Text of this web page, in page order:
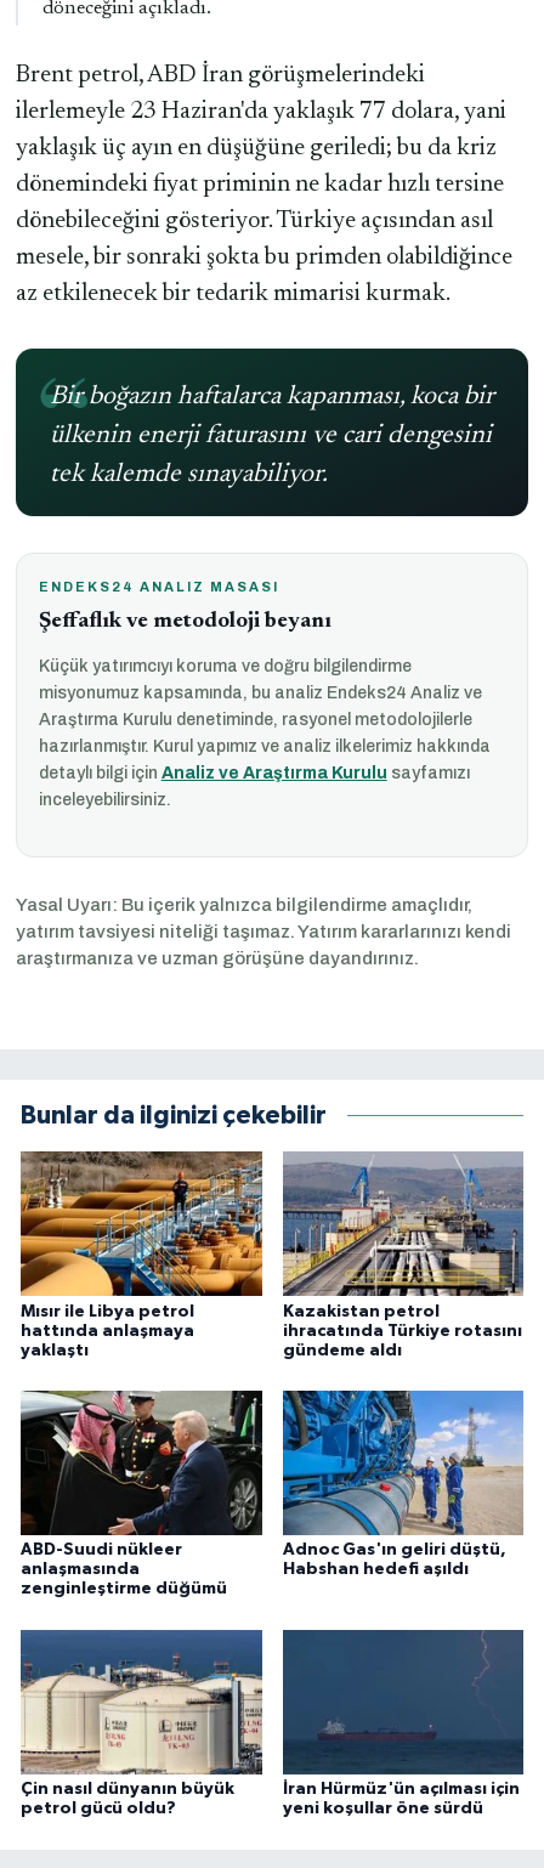
döneceğini açıkladı.
Brent petrol, ABD İran görüşmelerindeki
ilerlemeyle 23 Haziran'da yaklaşık 77 dolara, yani
yaklaşık üç ayın en düşüğüne geriledi; bu da kriz
dönemindeki fiyat priminin ne kadar hızlı tersine
dönebileceğini gösteriyor. Türkiye açısından asıl
mesele, bir sonraki şokta bu primden olabildiğince
az etkilenecek bir tedarik mimarisi kurmak.
Bir boğazın haftalarca kapanması, koca bir
ülkenin enerji faturasını ve cari dengesini
tek kalemde sınayabiliyor.
ENDEKS24 ANALIZ MASASI
Şeffaflık ve metodoloji beyanı
Küçük yatırımcıyı koruma ve doğru bilgilendirme
misyonumuz kapsamında, bu analiz Endeks24 Analiz ve
Araştırma Kurulu denetiminde, rasyonel metodolojilerle
hazırlanmıştır. Kurul yapımız ve analiz ilkelerimiz hakkında
detaylı bilgi için Analiz ve Araştırma Kurulu sayfamızı
inceleyebilirsiniz.
Yasal Uyarı: Bu içerik yalnızca bilgilendirme amaçlıdır,
yatırım tavsiyesi niteliği taşımaz. Yatırım kararlarınızı kendi
araştırmanıza ve uzman görüşüne dayandırınız.
Bunlar da ilginizi çekebilir
Mısır ile Libya petrol
hattında anlaşmaya
yaklaştı
Kazakistan petrol
ihracatında Türkiye rotasını
gündeme aldı
ABD-Suudi nükleer
anlaşmasında
zenginleştirme düğümü
Adnoc Gas'ın geliri düştü,
Habshan hedefi aşıldı
Çin nasıl dünyanın büyük
petrol gücü oldu?
İran Hürmüz'ün açılması için
yeni koşullar öne sürdü